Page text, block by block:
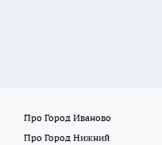
Про Город Иваново
Про Город Нижний